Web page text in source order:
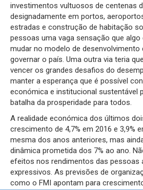
investimentos vultuosos de centenas
designadamente em portos,
estradas e construção de habitação
pessoas uma vaga sensação que
mudar no modelo de desenvolvimento
governar o país. Uma outra via teria
vencer os grandes desafios do
manter a esperança que é possível
económica e institucional sustentável
batalha da prosperidade para todos.
A realidade económica dos últimos
crescimento de 4,7% em 2016 e 3,9%
mesma dos anos anteriores, mas
dinâmica prometida dos 7% ao ano.
efeitos nos rendimentos das pessoas
expressivos. As previsões de
como o FMI apontam para